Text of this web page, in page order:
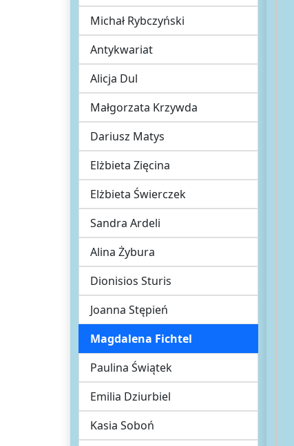
Michał Rybczyński
Antykwariat
Alicja Dul
Małgorzata Krzywda
Dariusz Matys
Elżbieta Zięcina
Elżbieta Świerczek
Sandra Ardeli
Alina Żybura
Dionisios Sturis
Joanna Stępień
Magdalena Fichtel
Paulina Świątek
Emilia Dziurbiel
Kasia Soboń